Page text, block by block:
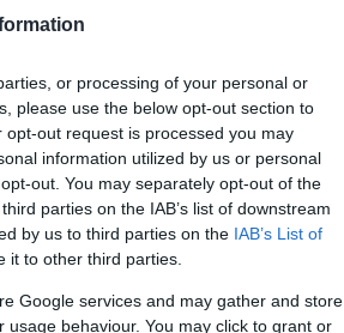
or processing of your personal or
please use the below opt-out section to
out request is processed you may
information utilized by us or personal
out. You may separately opt-out of the
parties on the IAB’s list of downstream
by us to third parties on the IAB’s List of
it to other third parties.
Google services and may gather and store
behaviour. You may click to grant or